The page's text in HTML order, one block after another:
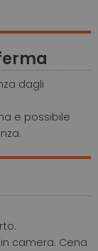
dagli
e possibile
camera. Cena